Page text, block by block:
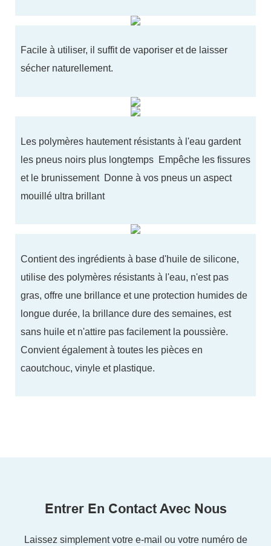
Contient des ingrédients à base d'huile de silicone,
utilise des polymères résistants à l'eau, n'est pas
gras, offre une brillance et une protection humides de
longue durée, la brillance dure des semaines, est
sans huile et n'attire pas facilement la poussière.
Convient également à toutes les pièces en
caoutchouc, vinyle et plastique.
Les polymères hautement résistants à l'eau gardent
les pneus noirs plus longtemps Empêche les fissures
et le brunissement Donne à vos pneus un aspect
mouillé ultra brillant
Facile à utiliser, il suffit de vaporiser et de laisser
sécher naturellement.
Entrer En Contact Avec Nous
Laissez simplement votre e-mail ou votre numéro de